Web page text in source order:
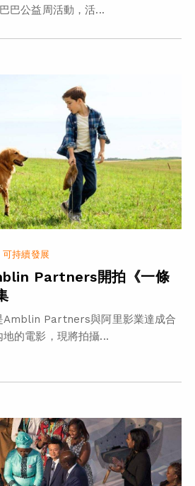
巴公益周活動，活...
可持續發展
Partners開拍《一條
Amblin Partners與阿里影業達成合
的電影，現將拍攝...